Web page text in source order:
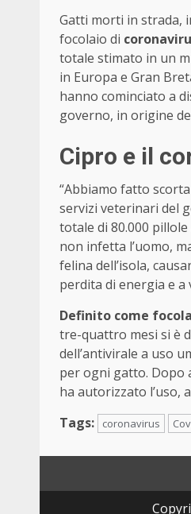
Gatti morti in strada,
focolaio di
totale stimato in un
in Europa e Gran
hanno cominciato a
governo, in origine
Cipro e il
“Abbiamo fatto
servizi veterinari del
totale di 80.000
non infetta l’uomo,
felina dell’isola,
perdita di energia e a
Definito come
tre-quattro mesi si è
dell’antivirale a uso
per ogni gatto. Dopo
ha autorizzato l’uso,
Tags:
coronavirus